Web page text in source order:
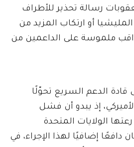
رسالة تحذير للأطراف
أو ارتكاب المزيد من
ملموسة على الداعمين من
الدعم السريع تحوّلًا
إذ يبدو أن فشل
الولايات المتحدة
دافعًا إضافيًا لهذا الإجراء، في